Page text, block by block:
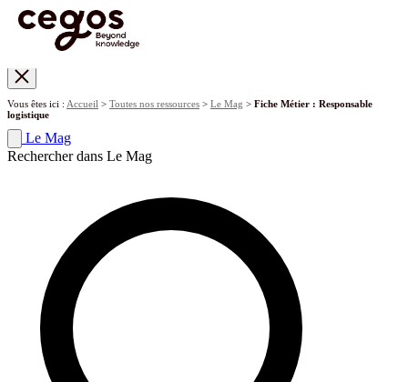
Vous êtes ici : Accueil > Toutes nos ressources > Le Mag > Fiche Métier : Responsable
logistique
Le Mag
Rechercher dans Le Mag